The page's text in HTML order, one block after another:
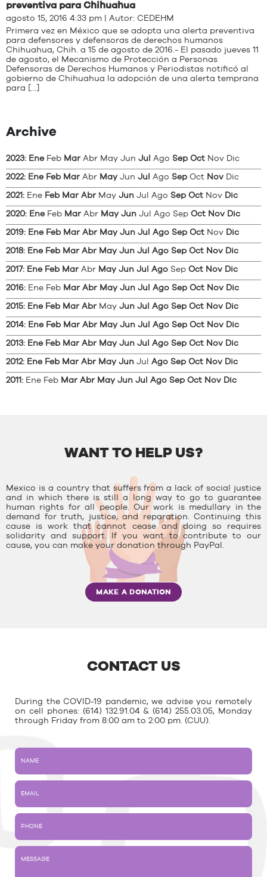
preventiva para Chihuahua
agosto 15, 2016 4:33 pm | Autor: CEDEHM
Primera vez en México que se adopta una alerta preventiva
para defensores y defensoras de derechos humanos
Chihuahua, Chih. a 15 de agosto de 2016.- El pasado jueves 11
de agosto, el Mecanismo de Protección a Personas
Defensoras de Derechos Humanos y Periodistas notificó al
gobierno de Chihuahua la adopción de una alerta temprana
para […]
Archive
2023: Ene Feb Mar Abr May Jun Jul Ago Sep Oct Nov Dic
2022: Ene Feb Mar Abr May Jun Jul Ago Sep Oct Nov Dic
2021: Ene Feb Mar Abr May Jun Jul Ago Sep Oct Nov Dic
2020: Ene Feb Mar Abr May Jun Jul Ago Sep Oct Nov Dic
2019: Ene Feb Mar Abr May Jun Jul Ago Sep Oct Nov Dic
2018: Ene Feb Mar Abr May Jun Jul Ago Sep Oct Nov Dic
2017: Ene Feb Mar Abr May Jun Jul Ago Sep Oct Nov Dic
2016: Ene Feb Mar Abr May Jun Jul Ago Sep Oct Nov Dic
2015: Ene Feb Mar Abr May Jun Jul Ago Sep Oct Nov Dic
2014: Ene Feb Mar Abr May Jun Jul Ago Sep Oct Nov Dic
2013: Ene Feb Mar Abr May Jun Jul Ago Sep Oct Nov Dic
2012: Ene Feb Mar Abr May Jun Jul Ago Sep Oct Nov Dic
2011: Ene Feb Mar Abr May Jun Jul Ago Sep Oct Nov Dic
WANT TO HELP US?
Mexico is a country that suffers from a lack of social justice
and in which there is still a long way to go to guarantee
human rights for all people. Our work is medullary in the
demand for truth, justice, and reparation. Continuing this
cause is work that cannot cease and doing so requires
solidarity and support. If you want to contribute to our
cause, you can make your donation through PayPal.
MAKE A DONATION
CONTACT US
During the COVID-19 pandemic, we advise you remotely
on cell phones: (614) 132.91.04 & (614) 255.03.05, Monday
through Friday from 8:00 am to 2:00 pm. (CUU).